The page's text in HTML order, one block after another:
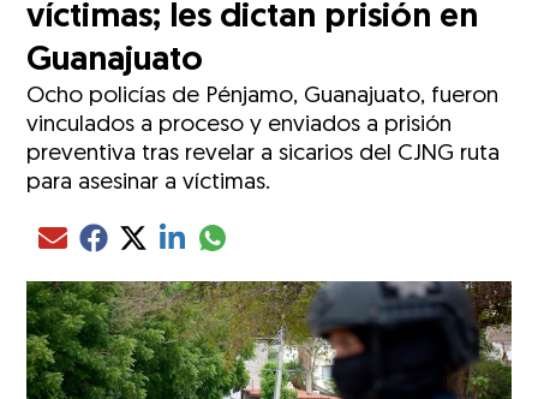
víctimas; les dictan prisión en
Guanajuato
Ocho policías de Pénjamo, Guanajuato, fueron
vinculados a proceso y enviados a prisión
preventiva tras revelar a sicarios del CJNG ruta
para asesinar a víctimas.
Compartir el artículo actual mediante Email
Compartir el artículo actual mediante Facebook
Compartir el artículo actual mediante Twitter
Compartir el artículo actual mediante LinkedIn
Compartir el artículo actual mediante